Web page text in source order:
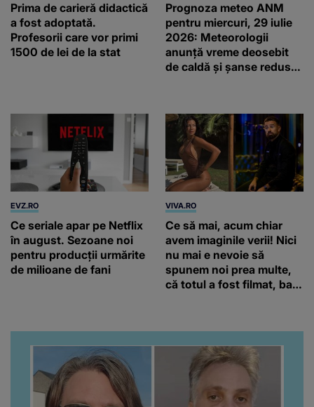
Prima de carieră didactică
a fost adoptată.
Profesorii care vor primi
1500 de lei de la stat
Prognoza meteo ANM
pentru miercuri, 29 iulie
2026: Meteorologii
anunță vreme deosebit
de caldă și șanse reduse
EVZ.RO
Ce seriale apar pe Netflix
în august. Sezoane noi
pentru producții urmărite
de milioane de fani
VIVA.RO
Ce să mai, acum chiar
avem imaginile verii! Nici
nu mai e nevoie să
spunem noi prea multe,
că totul a fost filmat, ba
da, frumoasa iubită a lui
Florin Ristei e...